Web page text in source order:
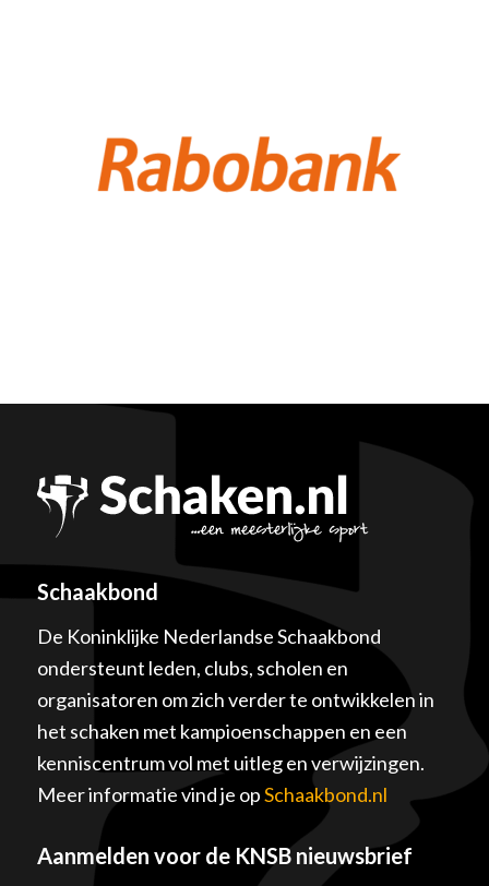
Schaakbond
De Koninklijke Nederlandse Schaakbond
ondersteunt leden, clubs, scholen en
organisatoren om zich verder te ontwikkelen in
het schaken met kampioenschappen en een
kenniscentrum vol met uitleg en verwijzingen.
Meer informatie vind je opSchaakbond.nl
Aanmelden voor de KNSB nieuwsbrief